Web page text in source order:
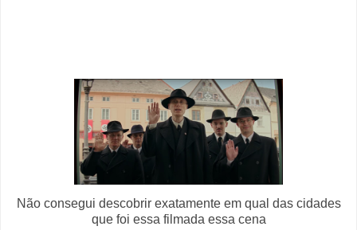
Não consegui descobrir exatamente em qual das cidades
que foi essa filmada essa cena